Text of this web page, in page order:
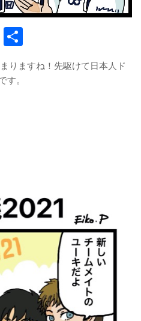
Pocket
りますね！先駆けて日本人ド
す。